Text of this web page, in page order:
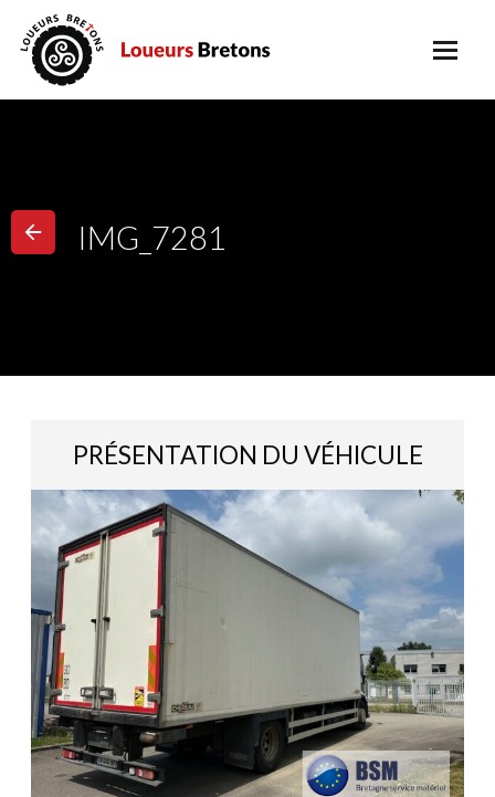
IMG_7281
PRÉSENTATION DU VÉHICULE